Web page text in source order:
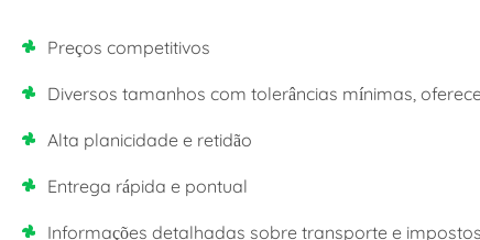
Preços competitivos
Diversos tamanhos com tolerâncias mínimas,
Alta planicidade e retidão
Entrega rápida e pontual
Informações detalhadas sobre transporte e impostos